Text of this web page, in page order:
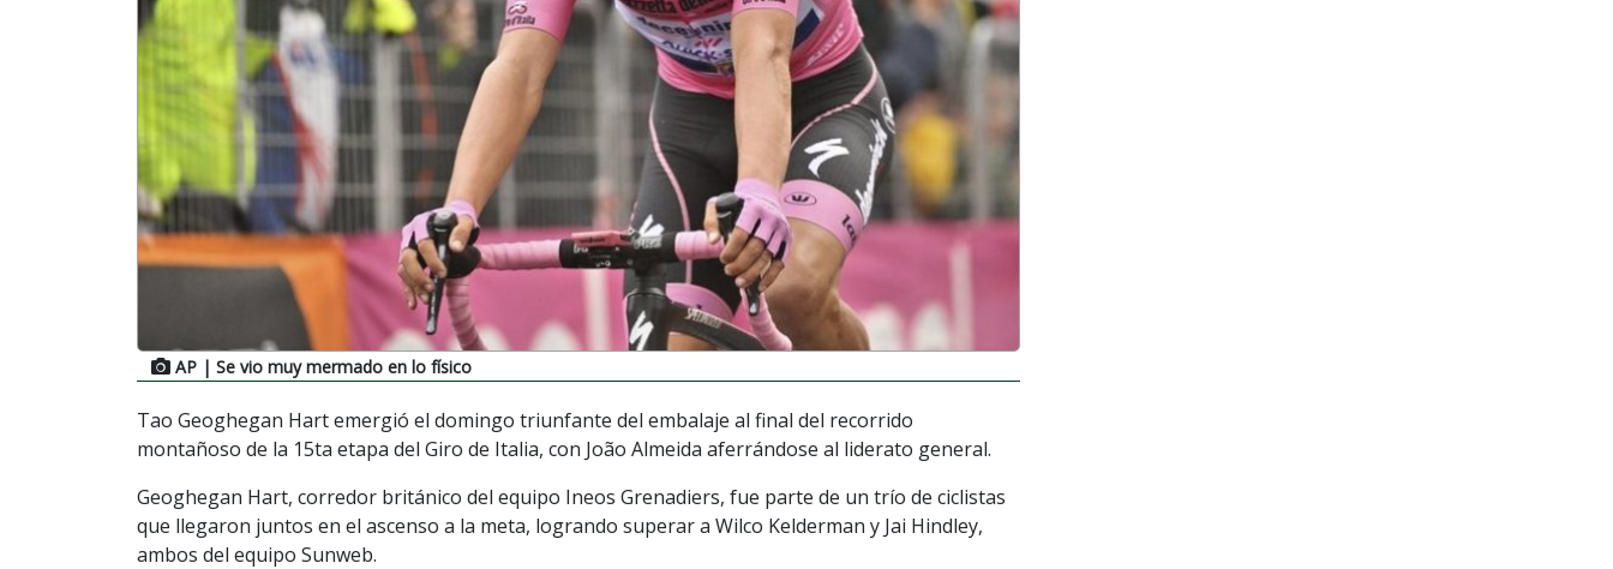
AP | Se vio muy mermado en lo físico
Tao Geoghegan Hart emergió el domingo triunfante del embalaje al final del recorrido
montañoso de la 15ta etapa del Giro de Italia, con João Almeida aferrándose al liderato general.
Geoghegan Hart, corredor británico del equipo Ineos Grenadiers, fue parte de un trío de ciclistas
que llegaron juntos en el ascenso a la meta, logrando superar a Wilco Kelderman y Jai Hindley,
ambos del equipo Sunweb.